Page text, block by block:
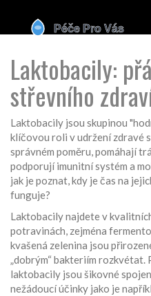
Laktobacily:
střevního
Laktobacily jsou skupinou
klíčovou roli v udržení zdravé
správném poměru, pomáhají
podporují imunitní systém a
jak je poznat, kdy je čas na
funguje?
Laktobacily najdete v
potravinách, zejména
kvašená zelenina jsou
„dobrým“ bakteriím
laktobacily jsou šikovné
nežádoucí účinky jako je